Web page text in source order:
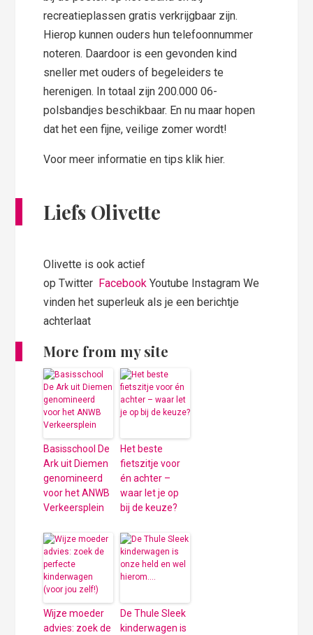
recreatieplassen gratis verkrijgbaar zijn.
Hierop kunnen ouders hun telefoonnummer
noteren. Daardoor is een gevonden kind
sneller met ouders of begeleiders te
herenigen. In totaal zijn 200.000 06-
polsbandjes beschikbaar. En nu maar hopen
dat het een fijne, veilige zomer wordt!
Voor meer informatie en tips klik hier.
Liefs Olivette
Olivette is ook actief
op Twitter Facebook Youtube Instagram We
vinden het superleuk als je een berichtje
achterlaat
More from my site
Basisschool De
Ark uit Diemen
genomineerd
voor het ANWB
Verkeersplein
Het beste
fietszitje voor
én achter –
waar let je op
bij de keuze?
Wijze moeder
advies: zoek de
De Thule Sleek
kinderwagen is